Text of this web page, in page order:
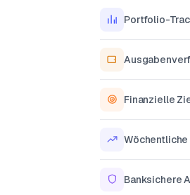
Portfolio-
Finanzielle
Banksichere